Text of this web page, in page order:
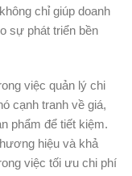
chỉ giúp doanh
sự phát triển bền
việc quản lý chi
cạnh tranh về giá,
phẩm để tiết kiệm.
hiệu và khả
việc tối ưu chi phí